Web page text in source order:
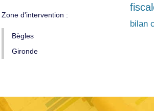
Zone d'intervention :
Bègles
Gironde
bilan